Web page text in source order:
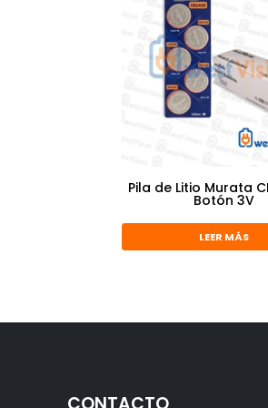
Pila de Litio Murata
Botón 3V
LEER MÁS